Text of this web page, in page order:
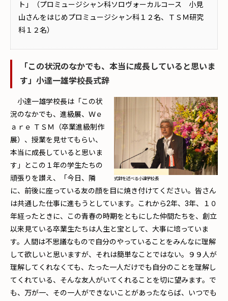
ト」（プロミュージシャン科ソロヴォーカルコース 小見
山さんをはじめプロミュージシャン科１２名、ＴＳＭ研究
科１２名）
「この状況のなかでも、本当に成長していると思いま
す」小達一雄学校長式辞
式辞を述べる小達学校長
小達一雄学校長は「この状
況のなかでも、進級展、Ｗｅ
ａｒｅ ＴＳＭ（卒業進級制作
展）、授業を見せてもらい、
本当に成長していると思いま
す」とこの１年の学生たちの
頑張りを讃え、「今日、隣
に、前後に座っている友の顔を目に焼き付けてください。皆さん
は共通した仕事に進もうとしています。これから2年、3年、１０
年経ったときに、この青春の時期をともにした仲間たちを、創立
以来見ている卒業生たちは人生と宝として、大事に培っていま
す。人間は不思議なもので自分のやっていることをみんなに理解
して欲しいと思いますが、それは簡単なことではない。９９人が
理解してくれなくても、たった一人だけでも自分のことを理解し
てくれている、そんな友人がいてくれることを切に望みます。で
も、万が一、その一人ができないことがあったならば、いつでも